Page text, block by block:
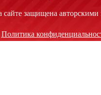
сайте защищена
Политика